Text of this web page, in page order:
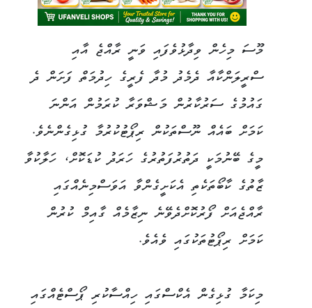
މޫސަ މިހެން ވިދާޅުވެފައި ވަނީ ރާއްޖެ އާއި
ސްރީލަންކާއާ ދެމެދު މުދާ ފެރީގެ ހިދުމަތް ފަށަން ދެ
ގައުމުގެ ސަރުކާރުން މަޝްވަރާ ކުރަމުން އަންނަ
ކަމަށް ބައެއް ނޫސްތަކުން ރިޕޯޓުކުރުމާ ގުޅިގެންނެވެ.
މީގެ ބޭނުމަކީ ދަތުރުފަތުރުގެ ހަރަދު ކުޑަކޮށް، ހަލާކުވާ
ޒާތުގެ ކާބޯތަކެތި އެކަށީގެންވާ އަވަސްމިނެއްގައި
ރާއްޖެއަށް ފޯރުކޮށްދެވޭނެ ނިޒާމެއް ގާއިމް ކުރުން
ކަމަށް ރިޕޯޓުތަކުގައި ވެއެވެ.
މިކަމާ ގުޅިގެން އެކްސްގައި ހިއްސާކުރި ޕޯސްޓެއްގައި